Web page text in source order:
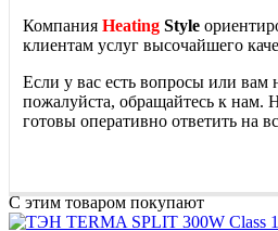
Компания Heating Style
клиентам услуг высочайшего
Если у вас есть вопросы или
пожалуйста, обращайтесь к нам.
готовы оперативно ответить на
С этим товаром покупают